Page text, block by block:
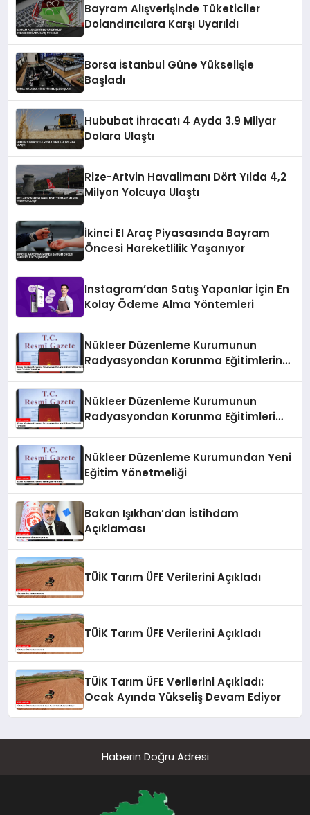
Bayram Alışverişinde Tüketiciler
Dolandırıcılara Karşı Uyarıldı
Borsa İstanbul Güne Yükselişle
Başladı
Hububat İhracatı 4 Ayda 3.9 Milyar
Dolara Ulaştı
Rize-Artvin Havalimanı Dört Yılda 4,2
Milyon Yolcuya Ulaştı
İkinci El Araç Piyasasında Bayram
Öncesi Hareketlilik Yaşanıyor
Instagram’dan Satış Yapanlar İçin En
Kolay Ödeme Alma Yöntemleri
Nükleer Düzenleme Kurumunun
Radyasyondan Korunma Eğitimlerine
Nükleer Düzenleme Kurumunun
Radyasyondan Korunma Eğitimleri
Nükleer Düzenleme Kurumundan Yeni
Eğitim Yönetmeliği
Bakan Işıkhan’dan İstihdam
Açıklaması
TÜİK Tarım ÜFE Verilerini Açıkladı
TÜİK Tarım ÜFE Verilerini Açıkladı
TÜİK Tarım ÜFE Verilerini Açıkladı:
Ocak Ayında Yükseliş Devam Ediyor
Haberin Doğru Adresi